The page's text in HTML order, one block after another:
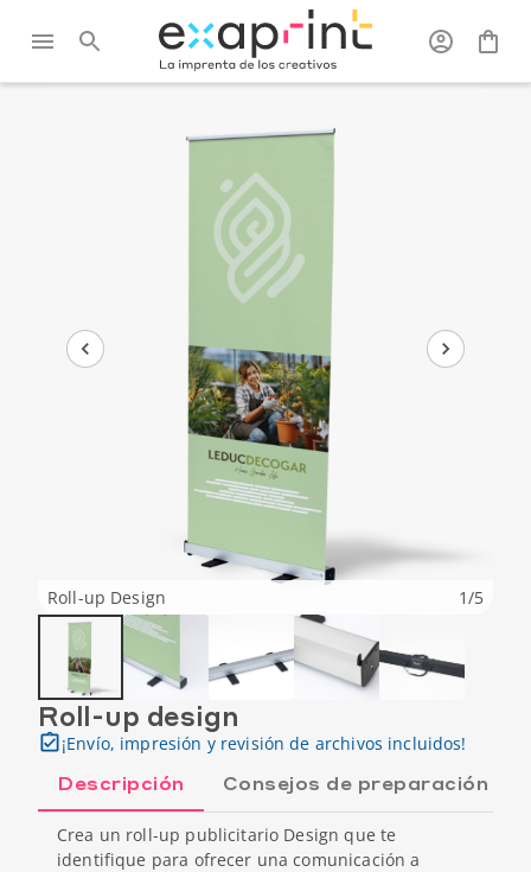
ups
Roll-up Design 1/5
Roll-up design
¡Envío, impresión y revisión de archivos incluidos!
Descripción Consejos de preparación
Crea un roll-up publicitario Design que te
identifique para ofrecer una comunicación a